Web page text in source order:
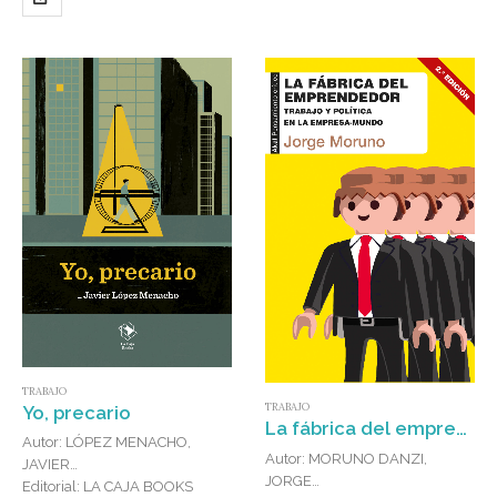
TRABAJO
Yo, precario
Autor: LÓPEZ MENACHO,
JAVIER
Editorial: LA CAJA BOOKS
TRABAJO
La fábrica del emprendedor : Trabajo y política en la empresa-mundo
Autor: MORUNO DANZI,
JORGE